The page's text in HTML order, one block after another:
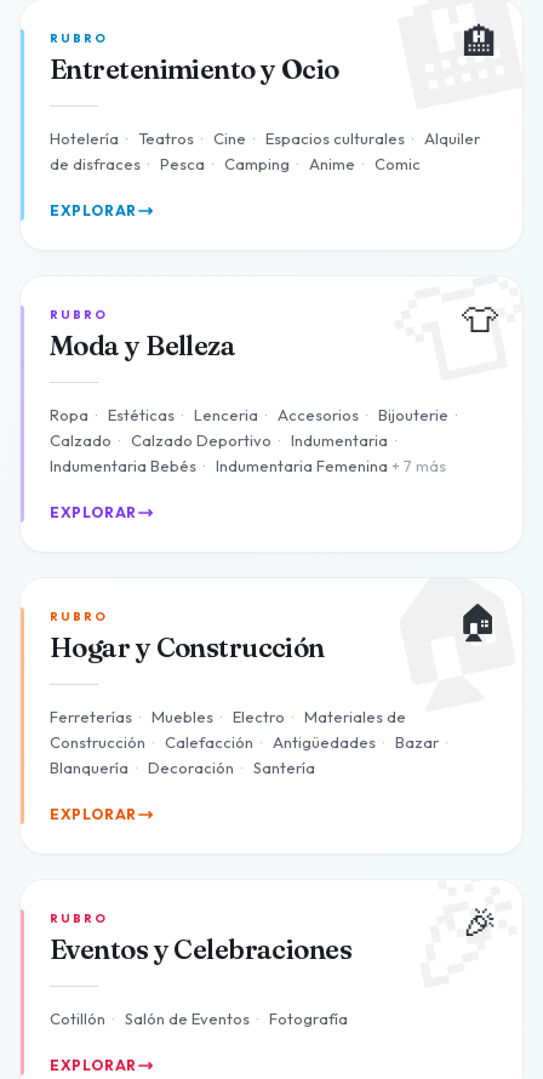
🏨
RUBRO
Entretenimiento y Ocio
Hotelería · Teatros · Cine · Espacios culturales · Alquiler
de disfraces · Pesca · Camping · Anime · Comic
EXPLORAR
👕
RUBRO
Moda y Belleza
Ropa · Estéticas · Lenceria · Accesorios · Bijouterie ·
Calzado · Calzado Deportivo · Indumentaria ·
Indumentaria Bebés · Indumentaria Femenina + 7 más
EXPLORAR
🏠
RUBRO
Hogar y Construcción
Ferreterías · Muebles · Electro · Materiales de
Construcción · Calefacción · Antigüedades · Bazar ·
Blanquería · Decoración · Santería
EXPLORAR
🎉
RUBRO
Eventos y Celebraciones
Cotillón · Salón de Eventos · Fotografía
EXPLORAR